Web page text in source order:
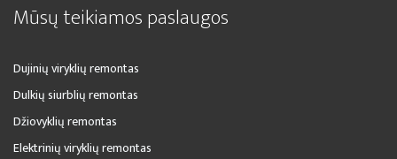
Mūsų teikiamos paslaugos
Dujinių viryklių remontas
Dulkių siurblių remontas
Džiovyklių remontas
Elektrinių viryklių remontas